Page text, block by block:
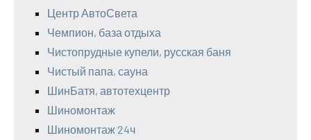
Центр АвтоСвета
Чемпион, база отдыха
Чистопрудные купели, русская баня
Чистый папа, сауна
ШинБатя, автотехцентр
Шиномонтаж
Шиномонтаж 24ч